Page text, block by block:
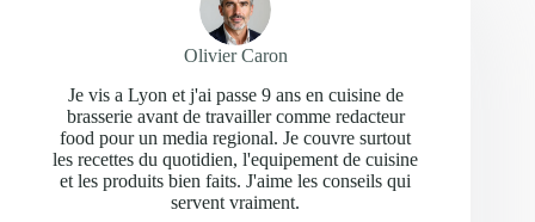
Olivier Caron
Je vis a Lyon et j'ai passe 9 ans en cuisine de
brasserie avant de travailler comme redacteur
food pour un media regional. Je couvre surtout
les recettes du quotidien, l'equipement de cuisine
et les produits bien faits. J'aime les conseils qui
servent vraiment.